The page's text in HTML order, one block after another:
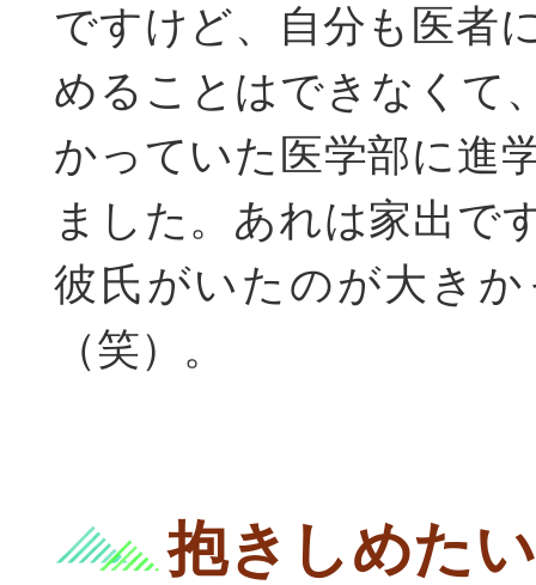
ですけど、自分も医者
めることはできなくて
かっていた医学部に進
ました。あれは家出で
彼氏がいたのが大き
（笑）。
抱きしめた